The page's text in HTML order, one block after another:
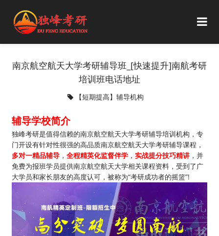
南京航空航天大学考研辅导班_[快速提升]南航考研
培训班电话地址
【短期提高】辅导机构
辅导学校简介
独峰考研是值得信赖的南京航空航天大学考研辅导培训机构，专
门开设有针对性很强的高品质南京航空航天大学考研辅导课程，
多对一精品辅导， 全程精英化监督伴学， 实战提分技巧精讲，并
免费为报班学员提供南京航空航天大学相关课程资料，受到了广
大学员和家长朋友的高度认可，被称为“考研成功者的摇篮”!